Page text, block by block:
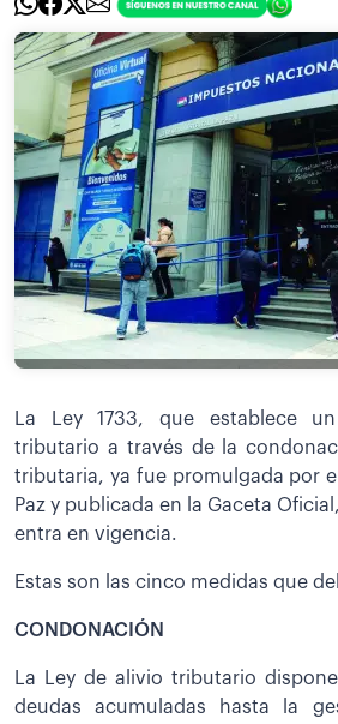
La Ley 1733, que establece
tributario a través de la
tributaria, ya fue promulgada por
Paz y publicada en la Gaceta
entra en vigencia.
Estas son las cinco medidas que
CONDONACIÓN
La Ley de alivio tributario
deudas acumuladas hasta la